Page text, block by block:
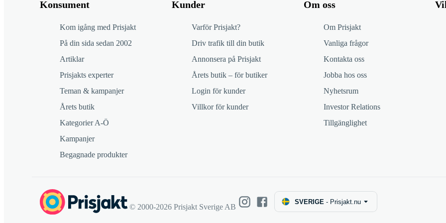
Konsument
Kom igång med Prisjakt
På din sida sedan 2002
Artiklar
Prisjakts experter
Teman & kampanjer
Årets butik
Kategorier A-Ö
Kampanjer
Begagnade produkter
Kunder
Varför Prisjakt?
Driv trafik till din butik
Annonsera på Prisjakt
Årets butik – för butiker
Login för kunder
Villkor för kunder
Om oss
Om Prisjakt
Vanliga frågor
Kontakta oss
Jobba hos oss
Nyhetsrum
Investor Relations
Tillgänglighet
© 2000-2026 Prisjakt Sverige AB
SVERIGE - Prisjakt.nu